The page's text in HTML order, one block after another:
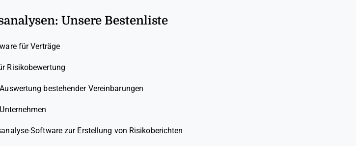
Unsere Bestenliste
für Verträge
Risikobewertung
bestehender Vereinbarungen
Software zur Erstellung von Risikoberichten